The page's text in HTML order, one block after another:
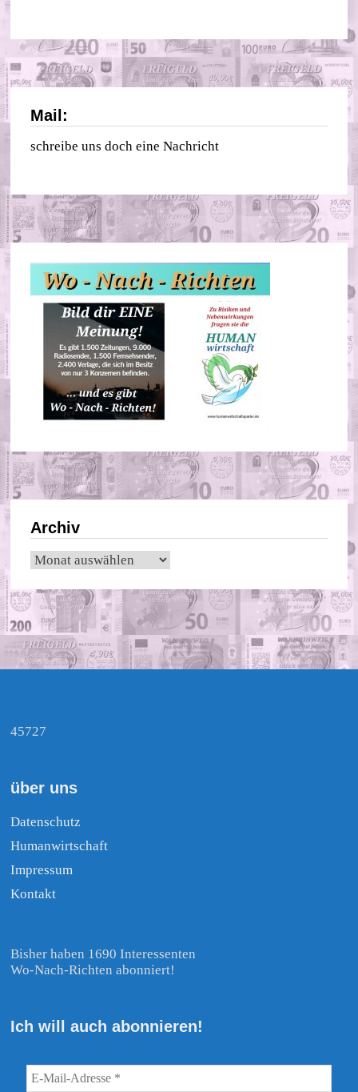
Mail:
schreibe uns doch eine Nachricht
Archiv
Archiv
45727
über uns
Datenschutz
Humanwirtschaft
Impressum
Kontakt
Bisher haben 1690 Interessenten
Wo-Nach-Richten abonniert!
Ich will auch abonnieren!